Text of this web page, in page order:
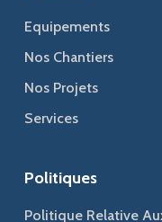
Equipements
Nos Chantiers
Nos Projets
Services
Politiques
Politique Relative